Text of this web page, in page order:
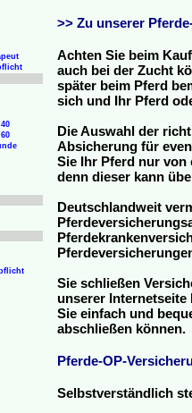
>> Zu unserer
Achten Sie beim
auch bei der Zucht
später beim Pferd
sich und Ihr Pferd
Die Auswahl der
Absicherung für
Sie Ihr Pferd nur von
denn dieser kann
Deutschlandweit
Sie schließen
unserer Internetseite
Sie einfach und
abschließen können.
Pferde-OP-
Selbstverständlich